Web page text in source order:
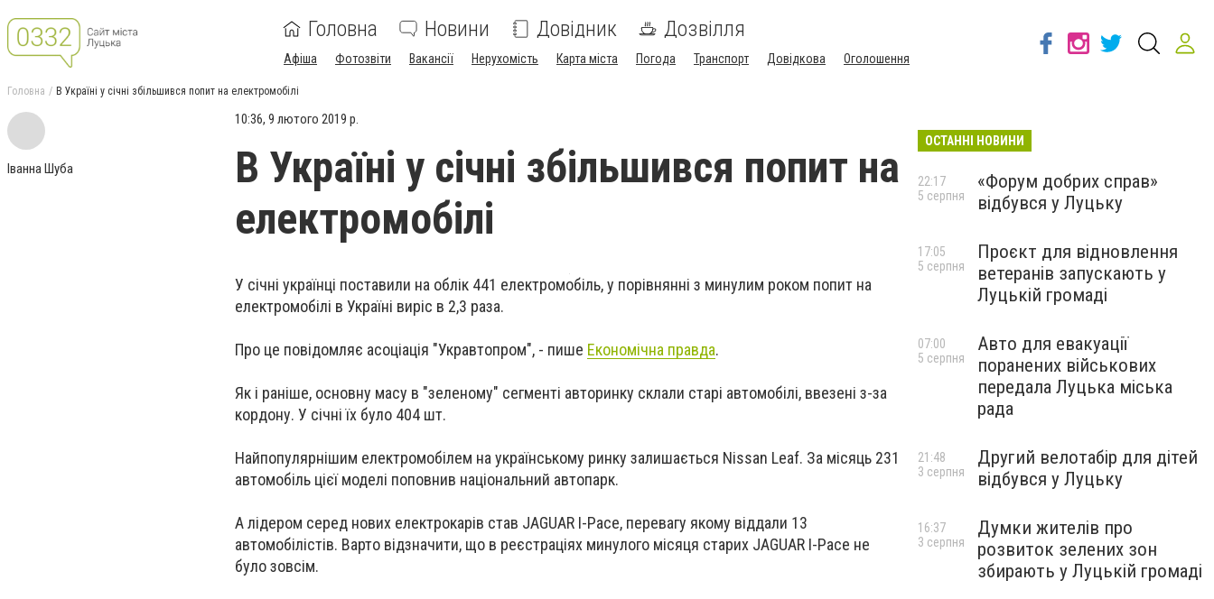
Головна Новини Довідник Дозвілля
Афіша Фотозвіти Вакансії Нерухомість Карта міста Погода Транспорт Довідкова Оголошення
Головна В Україні у січні збільшився попит на електромобілі
Іванна Шуба
10:36, 9 лютого 2019 р.
В Україні у січні збільшився попит на
електромобілі
У січні українці поставили на облік 441 електромобіль, у порівнянні з минулим роком попит на
електромобілі в Україні виріс в 2,3 раза.
Про це повідомляє асоціація "Укравтопром", - пише Економічна правда.
Як і раніше, основну масу в "зеленому" сегменті авторинку склали старі автомобілі, ввезені з-за
кордону. У січні їх було 404 шт.
Найпопулярнішим електромобілем на українському ринку залишається Nissan Leaf. За місяць 231
автомобіль цієї моделі поповнив національний автопарк.
А лідером серед нових електрокарів став JAGUAR I-Pace, перевагу якому віддали 13
автомобілістів. Варто відзначити, що в реєстраціях минулого місяця старих JAGUAR I-Pace не
було зовсім.
ОСТАННІ НОВИНИ
«Форум добрих справ»
відбувся у Луцьку
22:17
5 серпня
Проєкт для відновлення
ветеранів запускають у
Луцькій громаді
17:05
5 серпня
Авто для евакуації
поранених військових
передала Луцька міська
рада
07:00
5 серпня
Другий велотабір для дітей
відбувся у Луцьку
21:48
3 серпня
Думки жителів про
розвиток зелених зон
збирають у Луцькій громаді
16:37
3 серпня